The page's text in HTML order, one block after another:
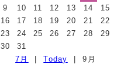
9
10 11 12 13 14
15
16
17 18 19 20 21
22
23
24 25 26 27 28
29
30
31
7月
|Today | 9月